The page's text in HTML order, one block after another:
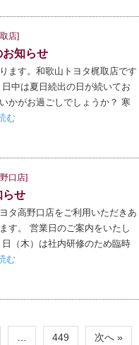
店]
知らせ
ます。和歌山トヨタ梶取店です
中は夏日続出の日が続いてお
かがお過ごしでしょうか？ 寒
む
口店]
らせ
タ高野口店をご利用いただきあ
す。 営業日のご案内をいたし
日（木）は社内研修のため臨時
む
449 次へ »